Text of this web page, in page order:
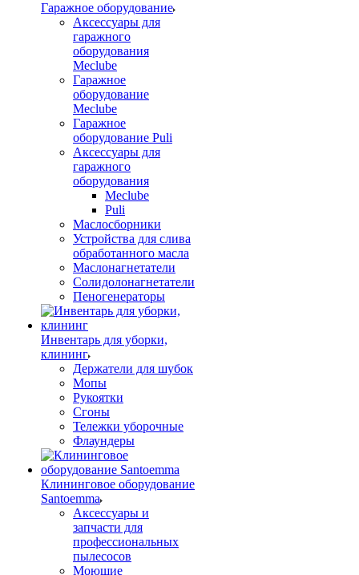
Гаражное оборудование
Аксессуары для
гаражного
оборудования
Meclube
Гаражное
оборудование
Meclube
Гаражное
оборудование Puli
Аксессуары для
гаражного
оборудования
Meclube
Puli
Маслосборники
Устройства для слива
обработанного масла
Маслонагнетатели
Солидолонагнетатели
Пеногенераторы
Инвентарь для уборки,
клининг
Держатели для шубок
Мопы
Рукоятки
Сгоны
Тележки уборочные
Флаундеры
Клининговое оборудование
Santoemma
Аксессуары и
запчасти для
профессиональных
пылесосов
Моющие